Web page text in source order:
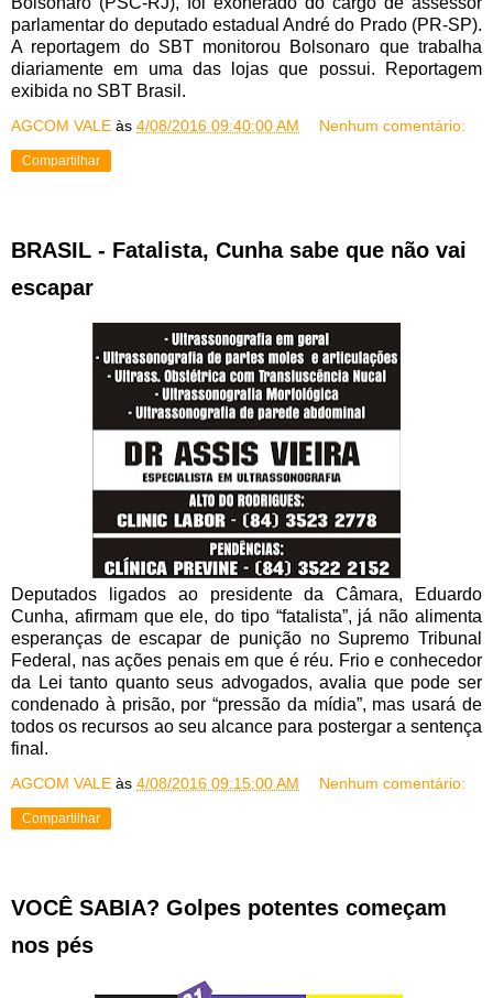
parlamentar do deputado estadual André do Prado (PR-SP).
A reportagem do SBT monitorou Bolsonaro que trabalha
diariamente em uma das lojas que possui. Reportagem
exibida no SBT Brasil.
AGCOM VALE às 4/08/2016 09:40:00 AM Nenhum comentário:
Compartilhar
BRASIL - Fatalista, Cunha sabe que não vai
escapar
Deputados ligados ao presidente da Câmara, Eduardo
Cunha, afirmam que ele, do tipo “fatalista”, já não alimenta
esperanças de escapar de punição no Supremo Tribunal
Federal, nas ações penais em que é réu. Frio e conhecedor
da Lei tanto quanto seus advogados, avalia que pode ser
condenado à prisão, por “pressão da mídia”, mas usará de
todos os recursos ao seu alcance para postergar a sentença
final.
AGCOM VALE às 4/08/2016 09:15:00 AM Nenhum comentário:
Compartilhar
VOCÊ SABIA? Golpes potentes começam
nos pés